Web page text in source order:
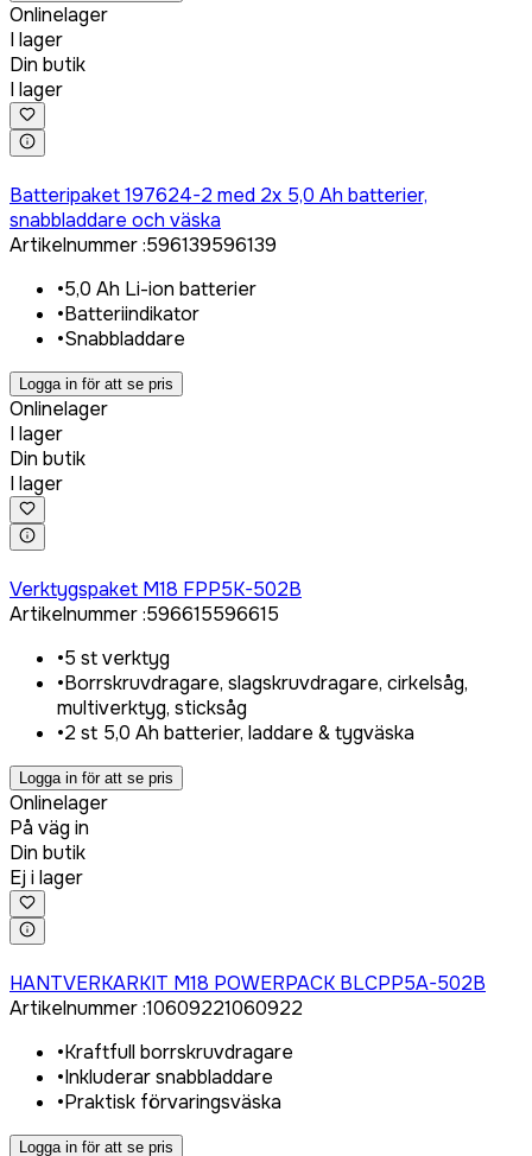
Onlinelager
I lager
Din butik
I lager
Batteripaket 197624-2 med 2x 5,0 Ah batterier,
snabbladdare och väska
Artikelnummer:596139596139
•5,0 Ah Li-ion batterier
•Batteriindikator
•Snabbladdare
Logga in för att se pris
Onlinelager
I lager
Din butik
I lager
Verktygspaket M18 FPP5K-502B
Artikelnummer:596615596615
•5 st verktyg
•Borrskruvdragare, slagskruvdragare, cirkelsåg,
multiverktyg, sticksåg
•2 st 5,0 Ah batterier, laddare & tygväska
Logga in för att se pris
Onlinelager
På väg in
Din butik
Ej i lager
HANTVERKARKIT M18 POWERPACK BLCPP5A-502B
Artikelnummer:10609221060922
•Kraftfull borrskruvdragare
•Inkluderar snabbladdare
•Praktisk förvaringsväska
Logga in för att se pris